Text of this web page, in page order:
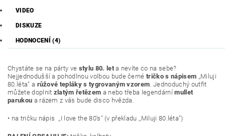
VIDEO
DISKUZE
HODNOCENÍ (4)
Chystáte se na párty ve stylu 80. leta nevíte co na sebe?
Nejjednodušší a pohodlnou volbou bude černétričko s nápisem ,,Miluji
80.léta" a růžové tepláky s tygrovaným vzorem. Jednoduchý outfit
můžete doplnit zlatým řetězem a nebo třeba legendárnímullet
parukou a rázem z vás bude disco hvězda.
• na tričku nápis ,,I love the 80's" (v překladu ,,Miluji 80.léta")